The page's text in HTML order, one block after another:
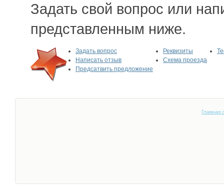
Задать свой вопрос или
представленным ниже.
Задать вопрос
Написать отзыв
Предсатвить предложение
Реквизиты
Схема проезда
Главная